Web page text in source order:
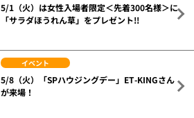
5/1（火）は女性入場者限定＜先着300名様＞に
「サラダほうれん草」をプレゼント!!
イベント
5/8（火）「SPハウジングデー」ET-KINGさん
が来場！